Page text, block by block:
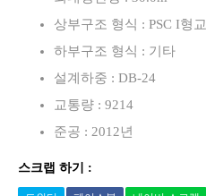
상부구조 형식 : PSC I형교
하부구조 형식 : 기타
설계하중 : DB-24
교통량 : 9214
준공 : 2012년
스크랩 하기 :